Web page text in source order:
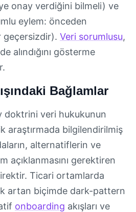
onay verdiğini bilmeli) ve
eylem: önceden
geçersizdir). Veri sorumlusu,
alındığını gösterme
Bağlamlar
doktrini veri hukukunun
araştırmada bilgilendirilmiş
alternatiflerin ve
açıklanmasını gerektiren
Ticari ortamlarda
artan biçimde dark-pattern
onboarding akışları ve